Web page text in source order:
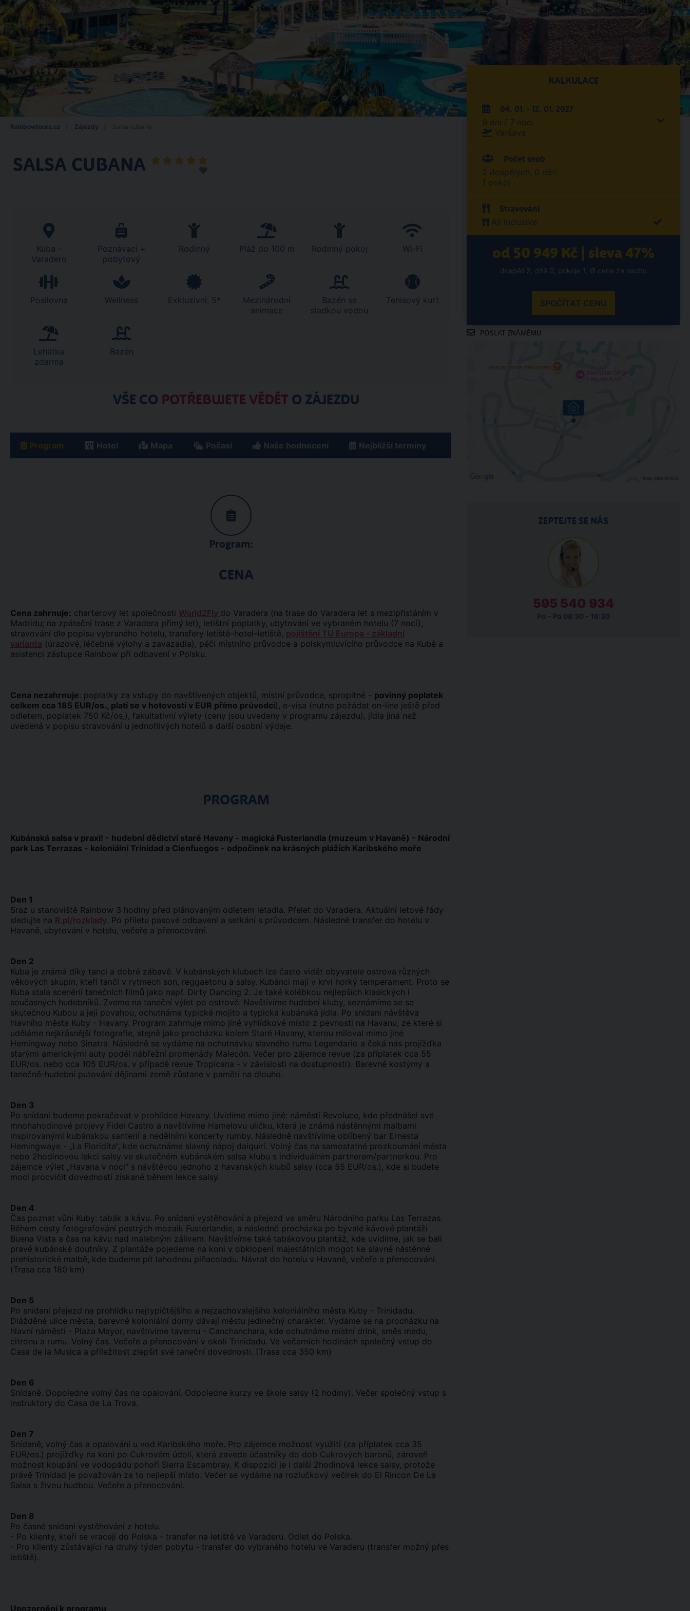
Rainbowtours.cz Zájezdy
SALSA CUBANA
Kuba -
Varadero
Poznávací +
pobytový
Rodinný Pláž do 100 m Rodinný pokoj Wi-Fi
Posilovna Wellness Exkluzivní, 5*
Mezinárodní
animace
Bazén se
sladkou vodou
Tenisový kurt
Lehátka
zdarma
Bazén
VŠE CO POTŘEBUJETE VĚDĚT O ZÁJEZDU
Program Hotel Mapa Počasí Naše hodnocení Nejbližší termíny
Program:
CENA
Cena zahrnuje: charterový let společnosti World2Fly do Varadera (na trase do Varadera let s mezipřistáním v
Madridu; na zpáteční trase z Varadera přímý let), letištní poplatky, ubytování ve vybraném hotelu (7 nocí),
stravování dle popisu vybraného hotelu, transfery letiště–hotel–letiště, pojištění TU Europa - základní
varianta (úrazové, léčebné výlohy a zavazadla), péči místního průvodce a polskymluvícího průvodce na Kubě a
asistenci zástupce Rainbow při odbavení v Polsku.
Cena nezahrnuje: poplatky za vstupy do navštívených objektů, místní průvodce, spropitné - povinný poplatek
celkem cca 185 EUR/os., platí se v hotovosti v EUR přímo průvodci), e-visa (nutno požádat on-line ještě před
odletem, poplatek 750 Kč/os,), fakultativní výlety (ceny jsou uvedeny v programu zájezdu), jídla jiná než
uvedená v popisu stravování u jednotlivých hotelů a další osobní výdaje.
PROGRAM
Kubánská salsa v praxi! - hudební dědictví staré Havany - magická Fusterlandia (muzeum v Havaně) - Národní
park Las Terrazas - koloniální Trinidad a Cienfuegos - odpočinek na krásných plážích Karibského moře
Den 1
Sraz u stanoviště Rainbow 3 hodiny před plánovaným odletem letadla. Přelet do Varadera. Aktuální letové řády
sledujte na R.pl/rozklady. Po příletu pasové odbavení a setkání s průvodcem. Následně transfer do hotelu v
Havaně, ubytování v hotelu, večeře a přenocování.
Den 2
Kuba je známá díky tanci a dobré zábavě. V kubánských klubech lze často vidět obyvatele ostrova různých
věkových skupin, kteří tančí v rytmech son, reggaetonu a salsy. Kubánci mají v krvi horký temperament. Proto se
Kuba stala scenérií tanečních filmů jako např. Dirty Dancing 2. Je také kolébkou nejlepších klasických i
současných hudebníků. Zveme na taneční výlet po ostrově. Navštívíme hudební kluby, seznámíme se se
skutečnou Kubou a její povahou, ochutnáme typické mojito a typická kubánská jídla. Po snídani návštěva
hlavního města Kuby - Havany. Program zahrnuje mimo jiné vyhlídkové místo z pevnosti na Havanu, ze které si
uděláme nejkrásnější fotografie, stejně jako procházku kolem Staré Havany, kterou miloval mimo jiné
Hemingway nebo Sinatra. Následně se vydáme na ochutnávku slavného rumu Legendario a čeká nás projížďka
starými americkými auty podél nábřežní promenády Malecón. Večer pro zájemce revue (za příplatek cca 55
EUR/os. nebo cca 105 EUR/os. v případě revue Tropicana - v závislosti na dostupnosti). Barevné kostýmy a
tanečně-hudební putování dějinami země zůstane v paměti na dlouho.
Den 3
Po snídani budeme pokračovat v prohlídce Havany. Uvidíme mimo jiné: náměstí Revoluce, kde přednášel své
mnohahodinové projevy Fidel Castro a navštívíme Hamelovu uličku, která je známá nástěnnými malbami
inspirovanými kubánskou santerií a nedělními koncerty rumby. Následně navštívíme oblíbený bar Ernesta
Hemingwaye - „La Floridita“, kde ochutnáme slavný nápoj daiquiri. Volný čas na samostatné prozkoumání města
nebo 2hodinovou lekci salsy ve skutečném kubánském salsa klubu s individuálním partnerem/partnerkou. Pro
zájemce výlet „Havana v noci“ s návštěvou jednoho z havanských klubů salsy (cca 55 EUR/os.), kde si budete
moci procvičit dovednosti získané během lekce salsy.
Den 4
Čas poznat vůni Kuby: tabák a kávu. Po snídani vystěhování a přejezd ve směru Národního parku Las Terrazas.
Během cesty fotografování pestrých mozaik Fusterlandie, a následně procházka po bývalé kávové plantáži
Buena Vista a čas na kávu nad malebným zálivem. Navštívíme také tabákovou plantáž, kde uvidíme, jak se balí
pravé kubánské doutníky. Z plantáže pojedeme na koni v obklopení majestátních mogot ke slavné nástěnné
prehistorické malbě, kde budeme pít lahodnou piñacoladu. Návrat do hotelu v Havaně, večeře a přenocování.
(Trasa cca 180 km)
Den 5
Po snídani přejezd na prohlídku nejtypičtějšího a nejzachovalejšího koloniálního města Kuby - Trinidadu.
Dlážděné ulice města, barevné koloniální domy dávají městu jedinečný charakter. Vydáme se na procházku na
hlavní náměstí - Plaza Mayor, navštívíme tavernu - Canchanchara, kde ochutnáme místní drink, směs medu,
citronu a rumu. Volný čas. Večeře a přenocování v okolí Trinidadu. Ve večerních hodinách společný vstup do
Casa de la Musica a příležitost zlepšit své taneční dovednosti. (Trasa cca 350 km)
Den 6
Snídaně. Dopoledne volný čas na opalování. Odpoledne kurzy ve škole salsy (2 hodiny). Večer společný vstup s
instruktory do Casa de La Trova.
Den 7
Snídaně, volný čas a opalování u vod Karibského moře. Pro zájemce možnost využití (za příplatek cca 35
EUR/os.) projížďky na koni po Cukrovém údolí, která zavede účastníky do dob Cukrových baronů, zároveň
možnost koupání ve vodopádu pohoří Sierra Escambray. K dispozici je i další 2hodinová lekce salsy, protože
právě Trinidad je považován za to nejlepší místo. Večer se vydáme na rozlučkový večírek do El Rincon De La
Salsa s živou hudbou. Večeře a přenocování.
Den 8
Po časné snídani vystěhování z hotelu.
- Po klienty, kteří se vracejí do Polska - transfer na letiště ve Varaderu. Odlet do Polska.
- Pro klienty zůstávající na druhý týden pobytu - transfer do vybraného hotelu ve Varaderu (transfer možný přes
letiště).
Upozornění k programu
KALKULACE
04. 01. - 12. 01. 2027
9 dní / 7 nocí
Varšava
Počet osob
2 dospělých, 0 dětí
1 pokoj
Stravování
All Inclusive
od 50 949 Kč | sleva 47%
dospělí 2, dítě 0, pokoje 1, Ø cena za osobu
SPOČÍTAT CENU
POSLAT ZNÁMÉMU
ZEPTEJTE SE NÁS
595 540 934
Po - Pá 08:30 - 16:30